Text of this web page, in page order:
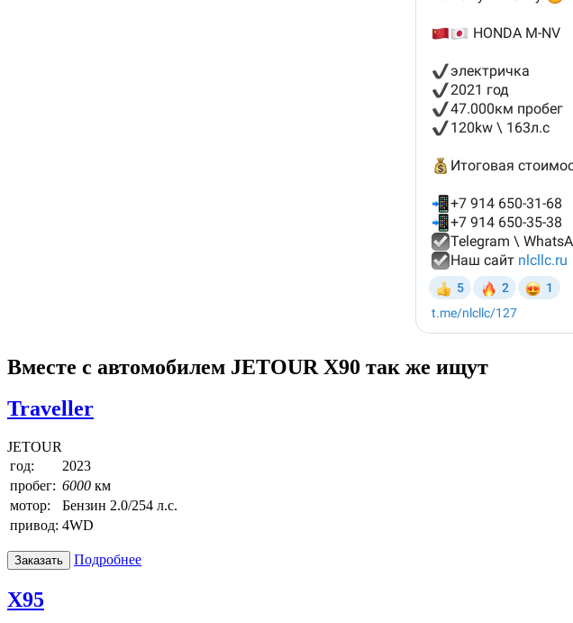
Вместе с автомобилем JETOUR X90 так же ищут
Traveller
JETOUR
год:
2023
пробег: 6000 км
мотор:
Бензин 2.0/254 л.с.
привод: 4WD
Заказать Подробнее
X95